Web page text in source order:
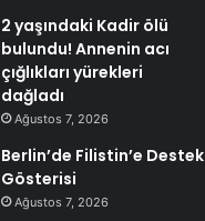
2 yaşındaki Kadir ölü
bulundu! Annenin acı
çığlıkları yürekleri
dağladı
Ağustos 7, 2026
Berlin’de Filistin’e Destek
Gösterisi
Ağustos 7, 2026